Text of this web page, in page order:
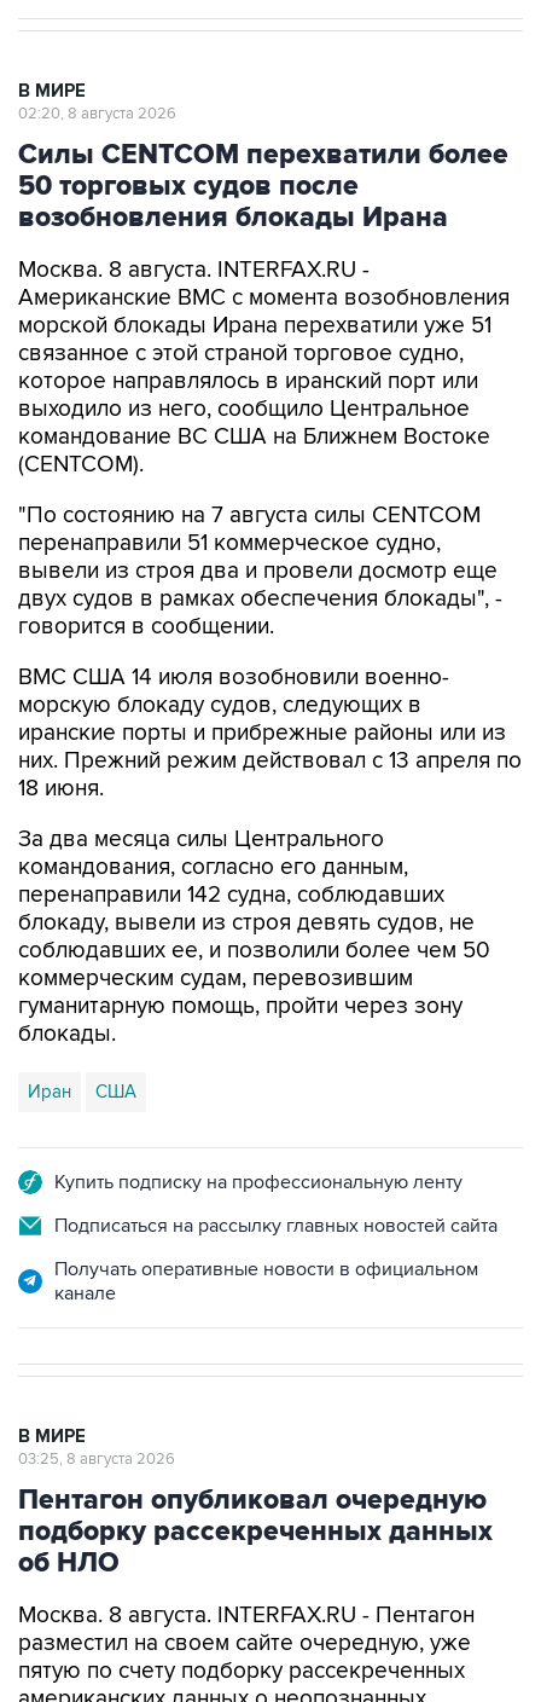
В МИРЕ
02:20, 8 августа 2026
Силы CENTCOM перехватили более
50 торговых судов после
возобновления блокады Ирана
Москва. 8 августа. INTERFAX.RU -
Американские ВМС с момента возобновления
морской блокады Ирана перехватили уже 51
связанное с этой страной торговое судно,
которое направлялось в иранский порт или
выходило из него, сообщило Центральное
командование ВС США на Ближнем Востоке
(CENTCOM).
"По состоянию на 7 августа силы CENTCOM
перенаправили 51 коммерческое судно,
вывели из строя два и провели досмотр еще
двух судов в рамках обеспечения блокады", -
говорится в сообщении.
ВМС США 14 июля возобновили военно-
морскую блокаду судов, следующих в
иранские порты и прибрежные районы или из
них. Прежний режим действовал с 13 апреля по
18 июня.
За два месяца силы Центрального
командования, согласно его данным,
перенаправили 142 судна, соблюдавших
блокаду, вывели из строя девять судов, не
соблюдавших ее, и позволили более чем 50
коммерческим судам, перевозившим
гуманитарную помощь, пройти через зону
блокады.
Иран США
Купить подписку на профессиональную ленту
Подписаться на рассылку главных новостей сайта
Получать оперативные новости в официальном
канале
В МИРЕ
03:25, 8 августа 2026
Пентагон опубликовал очередную
подборку рассекреченных данных
об НЛО
Москва. 8 августа. INTERFAX.RU - Пентагон
разместил на своем сайте очередную, уже
пятую по счету подборку рассекреченных